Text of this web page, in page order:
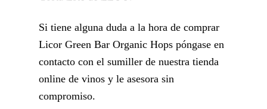
Si tiene alguna duda a la hora de comprar
Licor Green Bar Organic Hops póngase en
contacto con el sumiller de nuestra tienda
online de vinos y le asesora sin
compromiso.